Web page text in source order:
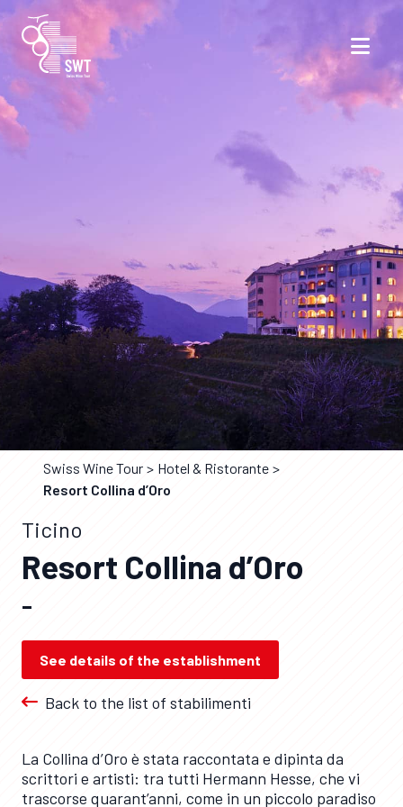
Swiss Wine Tour
Hotel & Ristorante
Resort Collina d’Oro
Ticino
Resort Collina d’Oro
–
See details of the establishment
Back to the list of stabilimenti
La Collina d’Oro è stata raccontata e dipinta da
scrittori e artisti: tra tutti Hermann Hesse, che vi
trascorse quarant’anni, come in un piccolo paradiso